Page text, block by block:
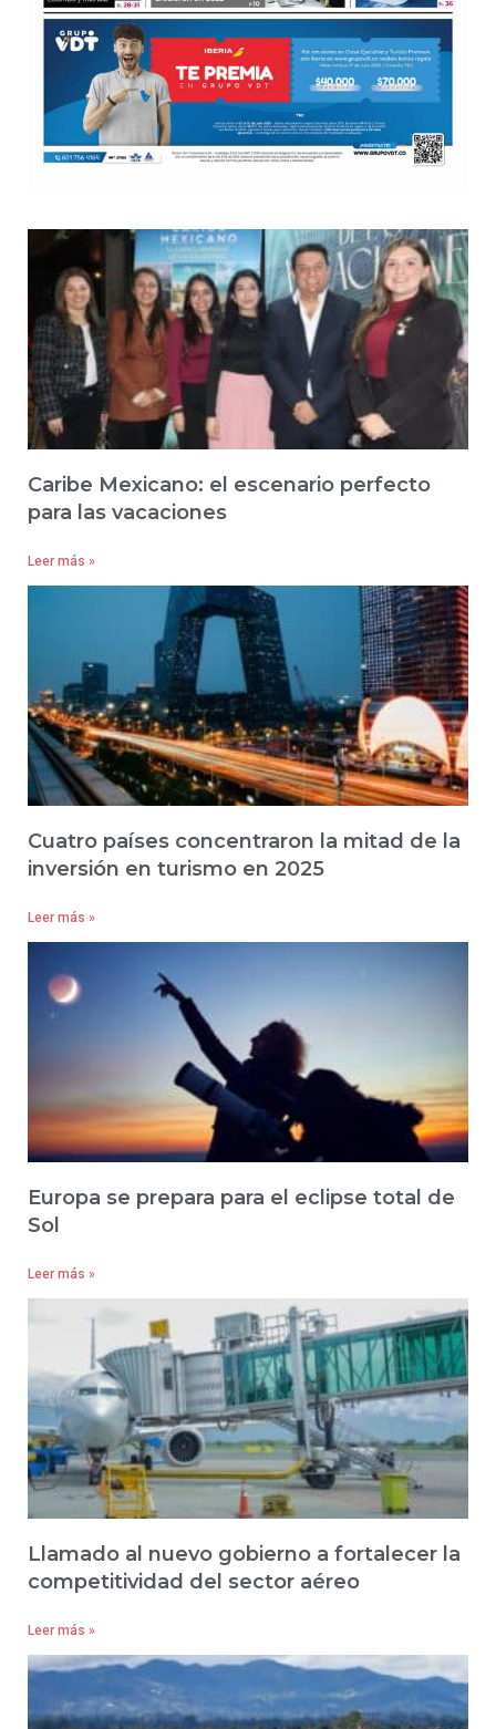
Caribe Mexicano: el escenario perfecto
para las vacaciones
Leer más »
Cuatro países concentraron la mitad de la
inversión en turismo en 2025
Leer más »
Europa se prepara para el eclipse total de
Sol
Leer más »
Llamado al nuevo gobierno a fortalecer la
competitividad del sector aéreo
Leer más »